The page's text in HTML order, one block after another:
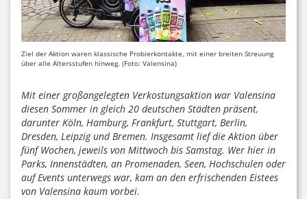
Ziel der Aktion waren klassische Probierkontakte, mit einer breiten Streuung
über alle Altersstufen hinweg. (Foto: Valensina)
Mit einer großangelegten Verkostungsaktion war Valensina
diesen Sommer in gleich 20 deutschen Städten präsent,
darunter Köln, Hamburg, Frankfurt, Stuttgart, Berlin,
Dresden, Leipzig und Bremen. Insgesamt lief die Aktion über
fünf Wochen, jeweils von Mittwoch bis Samstag. Wer hier in
Parks, Innenstädten, an Promenaden, Seen, Hochschulen oder
auf Events unterwegs war, kam an den erfrischenden Eistees
von Valensina kaum vorbei.